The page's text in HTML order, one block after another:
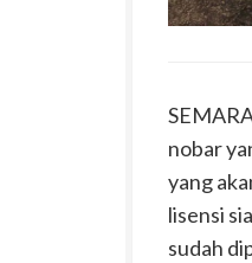
nobar
yang
lisensi
sudah